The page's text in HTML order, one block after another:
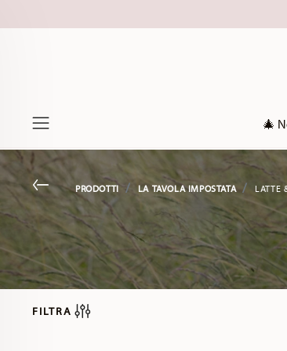
🎄
Go backPRODOTTI LA TAVOLA IMPOSTATA LATTE
FILTRA